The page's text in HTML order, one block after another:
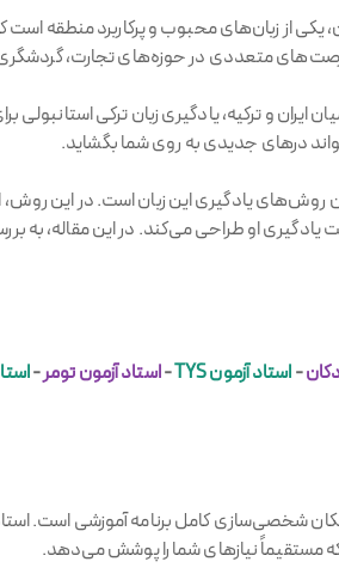
گویشور در سراسر جهان، یکی از زبان‌های محبوب و
متعددی در حوزه‌های تجارت،
ایران و ترکیه، یادگیری زبان ترکی
درهای جدیدی به روی شما بگشاید.
روش‌های یادگیری این زبان است. در این
او طراحی می‌کند. در این مقاله، به
-استاد آزمون TYS -استاد آزمون تومر-
شخصی‌سازی کامل برنامه آموزشی است.
مستقیماً نیازهای شما را پوشش می‌دهد.